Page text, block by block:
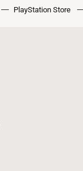
PlayStation Store